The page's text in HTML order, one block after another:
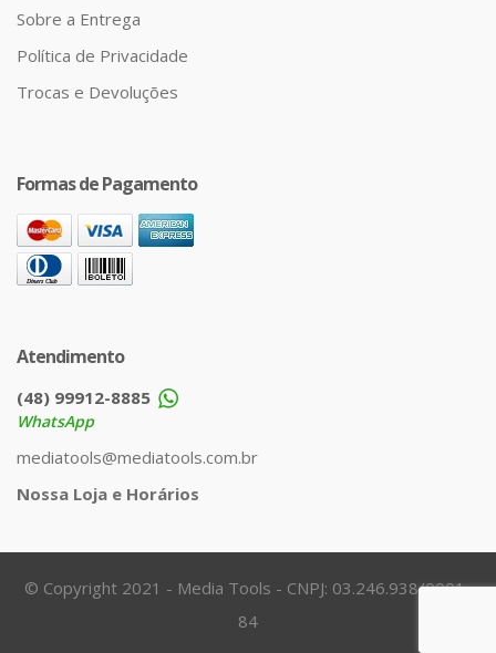
Sobre a Entrega
Política de Privacidade
Trocas e Devoluções
Formas de Pagamento
Atendimento
(48) 99912-8885
WhatsApp
mediatools@mediatools.com.br
Nossa Loja e Horários
© Copyright 2021 - Media Tools - CNPJ: 03.246.938/0001-
84